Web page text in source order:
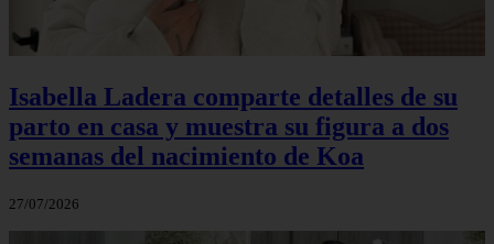
Isabella Ladera comparte detalles de su
parto en casa y muestra su figura a dos
semanas del nacimiento de Koa
27/07/2026